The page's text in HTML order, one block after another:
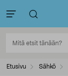
Etusivu Sähkö